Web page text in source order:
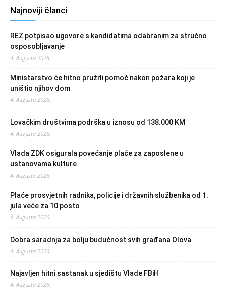
Najnoviji članci
REZ potpisao ugovore s kandidatima odabranim za stručno
osposobljavanje
4. Augusta 2026.
Ministarstvo će hitno pružiti pomoć nakon požara koji je
uništio njihov dom
4. Augusta 2026.
Lovačkim društvima podrška u iznosu od 138.000 KM
4. Augusta 2026.
Vlada ZDK osigurala povećanje plaće za zaposlene u
ustanovama kulture
4. Augusta 2026.
Plaće prosvjetnih radnika, policije i državnih službenika od 1.
jula veće za 10 posto
4. Augusta 2026.
Dobra saradnja za bolju budućnost svih građana Olova
4. Augusta 2026.
Najavljen hitni sastanak u sjedištu Vlade FBiH
4. Augusta 2026.